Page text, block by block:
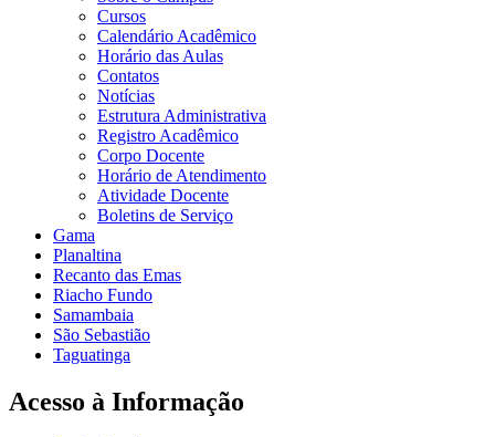
Cursos
Calendário Acadêmico
Horário das Aulas
Contatos
Notícias
Estrutura Administrativa
Registro Acadêmico
Corpo Docente
Horário de Atendimento
Atividade Docente
Boletins de Serviço
Gama
Planaltina
Recanto das Emas
Riacho Fundo
Samambaia
São Sebastião
Taguatinga
Acesso à Informação